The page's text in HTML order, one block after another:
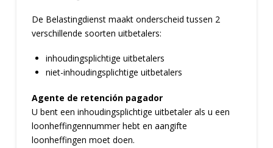
De Belastingdienst maakt onderscheid tussen 2
verschillende soorten uitbetalers:
inhoudingsplichtige uitbetalers
niet-inhoudingsplichtige uitbetalers
Agente de retención pagador
U bent een inhoudingsplichtige uitbetaler als u een
loonheffingennummer hebt en aangifte
loonheffingen moet doen.